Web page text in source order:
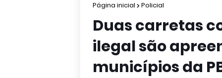
Página inicial Policial
Duas carretas
ilegal são
municípios da